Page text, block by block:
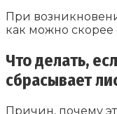
При
как можно скорее
Что делать,
сбрасывает
Причин, почему